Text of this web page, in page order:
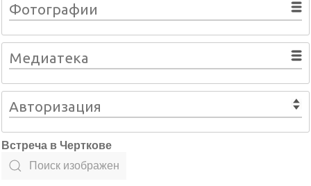
Фотографии
Медиатека
Авторизация
Встреча в Черткове